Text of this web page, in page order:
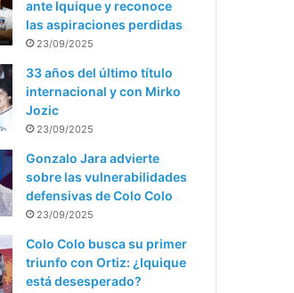
ante Iquique y reconoce
las aspiraciones perdidas
23/09/2025
33 años del último título
internacional y con Mirko
Jozic
23/09/2025
Gonzalo Jara advierte
sobre las vulnerabilidades
defensivas de Colo Colo
23/09/2025
Colo Colo busca su primer
triunfo con Ortiz: ¿Iquique
está desesperado?